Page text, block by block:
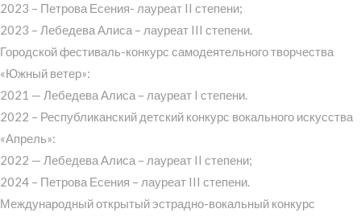
2023 – Петрова Есения- лауреат II степени;
2023 – Лебедева Алиса – лауреат III степени.
Городской фестиваль-конкурс самодеятельного творчества
«Южный ветер»:
2021 — Лебедева Алиса – лауреат I степени.
2022 – Республиканский детский конкурс вокального искусства
«Апрель»:
2022 — Лебедева Алиса – лауреат II степени;
2024 – Петрова Есения – лауреат III степени.
Международный открытый эстрадно-вокальный конкурс